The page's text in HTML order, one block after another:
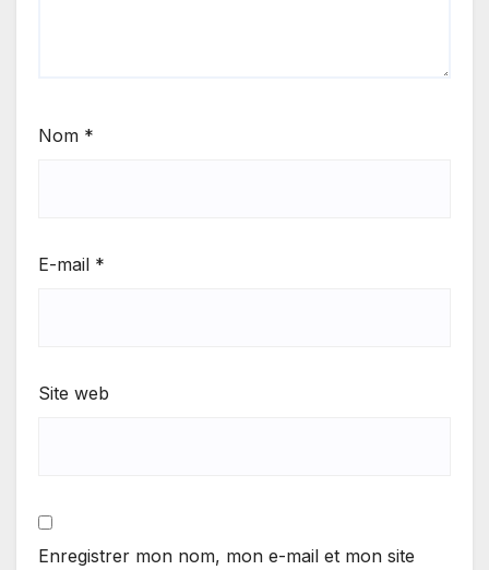
Nom *
E-mail *
Site web
Enregistrer mon nom, mon e-mail et mon site